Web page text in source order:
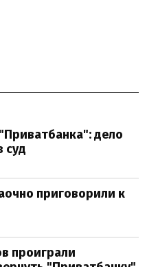
дело
суд
приговорили к
проиграли